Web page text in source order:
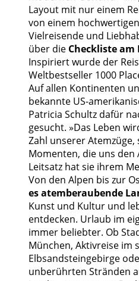
Layout mit nur einem
von einem
Vielreisende und
über die Checkliste am
Inspiriert wurde der
Weltbestseller 1000
Auf allen Kontinenten
bekannte US-
Patricia Schultz dafür
gesucht. »Das Leben
Zahl unserer
Momenten, die uns den
Leitsatz hat sie ihrem
Von den Alpen bis zur
es atemberaubende
Kunst und Kultur und
entdecken. Urlaub im
immer beliebter. Ob
München, Aktivreise im
Elbsandsteingebirge
unberührten Stränden